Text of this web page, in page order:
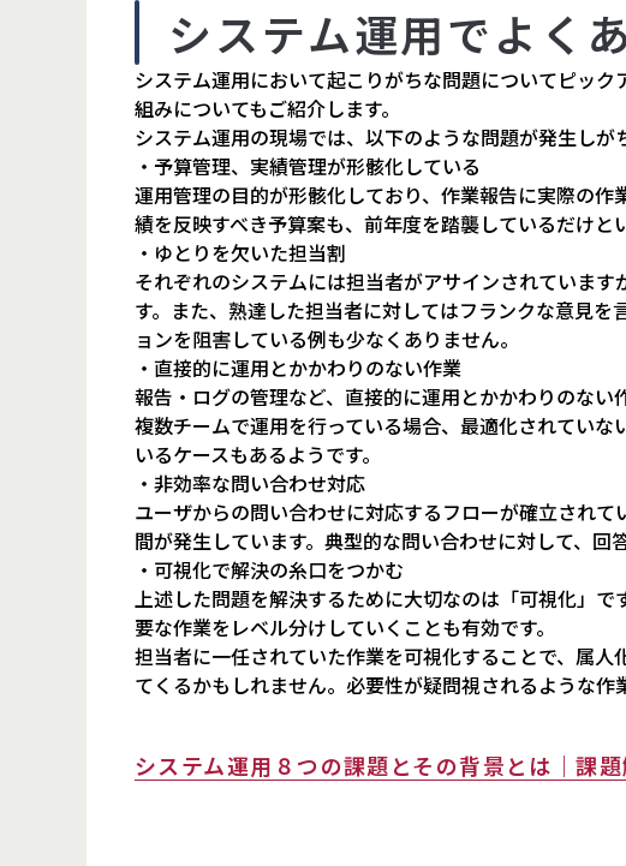
システム運用でよく
システム運用において起こりがちな問題についてピッ
組みについてもご紹介します。
システム運用の現場では、以下のような問題が発生しが
・予算管理、実績管理が形骸化している
運用管理の目的が形骸化しており、作業報告に実際の
績を反映すべき予算案も、前年度を踏襲しているだけと
・ゆとりを欠いた担当割
それぞれのシステムには担当者がアサインされていま
す。また、熟達した担当者に対してはフランクな意見
ョンを阻害している例も少なくありません。
・直接的に運用とかかわりのない作業
報告・ログの管理など、直接的に運用とかかわりのない
複数チームで運用を行っている場合、最適化されてい
いるケースもあるようです。
・非効率な問い合わせ対応
ユーザからの問い合わせに対応するフローが確立され
間が発生しています。典型的な問い合わせに対して、回
・可視化で解決の糸口をつかむ
上述した問題を解決するために大切なのは「可視化」
要な作業をレベル分けしていくことも有効です。
担当者に一任されていた作業を可視化することで、属
てくるかもしれません。必要性が疑問視されるような作
システム運用８つの課題とその背景とは｜課